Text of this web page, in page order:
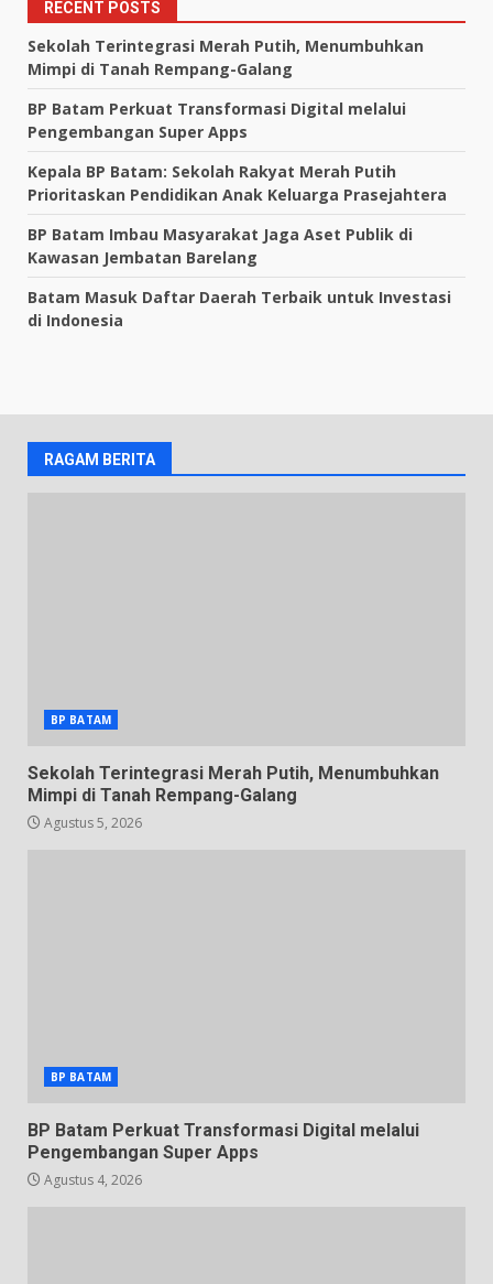
RECENT POSTS
Sekolah Terintegrasi Merah Putih, Menumbuhkan
Mimpi di Tanah Rempang-Galang
BP Batam Perkuat Transformasi Digital melalui
Pengembangan Super Apps
Kepala BP Batam: Sekolah Rakyat Merah Putih
Prioritaskan Pendidikan Anak Keluarga Prasejahtera
BP Batam Imbau Masyarakat Jaga Aset Publik di
Kawasan Jembatan Barelang
Batam Masuk Daftar Daerah Terbaik untuk Investasi
di Indonesia
RAGAM BERITA
BP BATAM
Sekolah Terintegrasi Merah Putih, Menumbuhkan
Mimpi di Tanah Rempang-Galang
Agustus 5, 2026
BP BATAM
BP Batam Perkuat Transformasi Digital melalui
Pengembangan Super Apps
Agustus 4, 2026